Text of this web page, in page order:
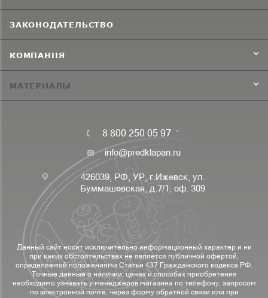
ЗАКОНОДАТЕЛЬСТВО
КОМПАНИЯ
МАТЕРИАЛЫ
8 800 250 05 97
info@predklapan.ru
426039, РФ, УР, г.Ижевск, ул.
Буммашевская, д.7/1, оф. 309
Данный сайт носит исключительно информационный характер и ни
при каких обстоятельствах не является публичной офертой,
определяемой положениями Статьи 437 Гражданского кодекса РФ.
Точные данные о наличии, ценах и способах приобретения
необходимо узнавать у менеджеров магазина по телефону, запросом
по электронной почте, через форму обратной связи или при